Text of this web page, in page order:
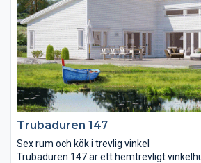
Trubaduren 147
Sex rum och kök i trevlig vinkel
Trubaduren 147 är ett hemtrevligt